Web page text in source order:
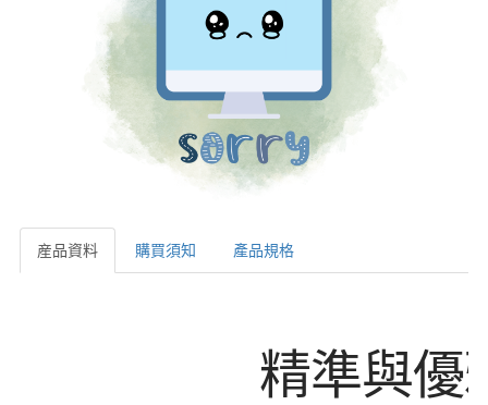
産品資料 購買須知 產品規格
精準與優